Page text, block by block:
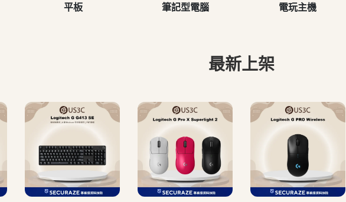
平板 筆記型電腦 電玩主機
最新上架